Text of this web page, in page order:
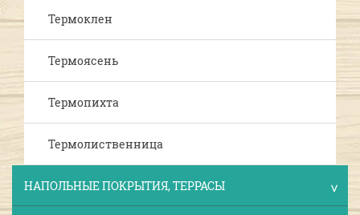
Термоклен
Термоясень
Термопихта
Термолиственница
НАПОЛЬНЫЕ ПОКРЫТИЯ, ТЕРРАСЫ